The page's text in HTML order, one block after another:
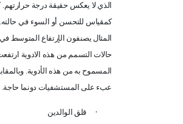
الذي لا يعكس حقيقة درجة
كمقياس للتحسن أو السوء في حالته.
المثال يصنفون الإرتفاع المتوسط في
حالات التسمم من هذه الادوية
المسموح به من هذه الأدوية.
عبء على المستشفيات دونما حاجة.
· قلق الوالدين